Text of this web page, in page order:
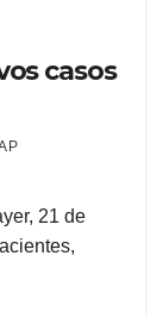
casos
21 de